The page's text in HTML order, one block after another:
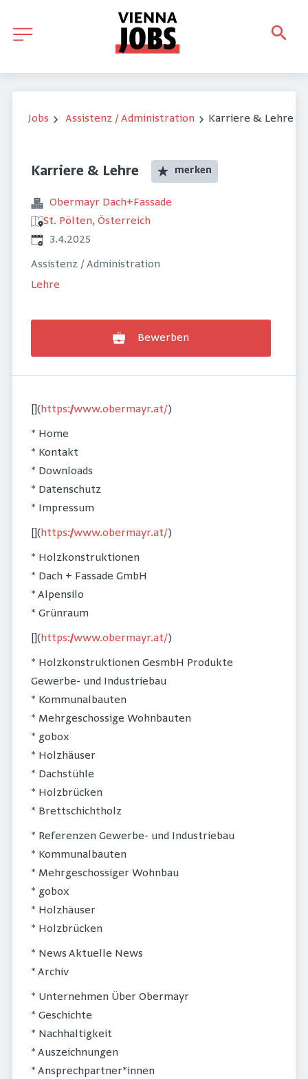
Jobs Assistenz / Administration Karriere & Lehre
Karriere & Lehre merken
Obermayr Dach+Fassade
St. Pölten, Österreich
Veröffentlicht
3.4.2025
Assistenz / Administration
Lehre
Bewerben
[](https://www.obermayr.at/)
* Home
* Kontakt
* Downloads
* Datenschutz
* Impressum
[](https://www.obermayr.at/)
* Holzkonstruktionen
* Dach + Fassade GmbH
* Alpensilo
* Grünraum
[](https://www.obermayr.at/)
* Holzkonstruktionen GesmbH Produkte
Gewerbe- und Industriebau
* Kommunalbauten
* Mehrgeschossige Wohnbauten
* gobox
* Holzhäuser
* Dachstühle
* Holzbrücken
* Brettschichtholz
* Referenzen Gewerbe- und Industriebau
* Kommunalbauten
* Mehrgeschossiger Wohnbau
* gobox
* Holzhäuser
* Holzbrücken
* News Aktuelle News
* Archiv
* Unternehmen Über Obermayr
* Geschichte
* Nachhaltigkeit
* Auszeichnungen
* Ansprechpartner*innen